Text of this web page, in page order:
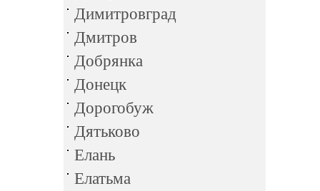
Димитровград
Дмитров
Добрянка
Донецк
Дорогобуж
Дятьково
Елань
Елатьма